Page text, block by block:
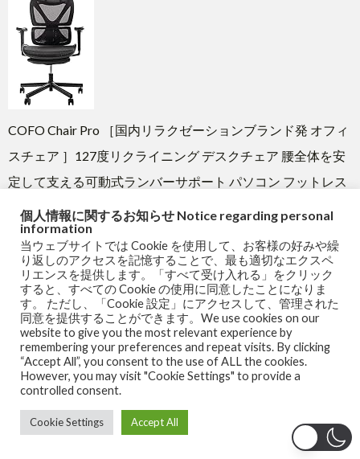
COFO Chair Pro ［国内リラクゼーションブランド発 オフィ
スチェア ］127度リクライニング デスクチェア 腰全体を安
定して支える可動式ランバーサポート パソコン フットレス
ト付き ワーク ゲーム
myRoupeiro - サッカーの
試合記録と分析
個人情報に関するお知らせ Notice regarding personal
information
当ウェブサイトでは Cookie を使用して、お客様の好みや繰
り返しのアクセスを記憶することで、最も適切なエクスペ
リエンスを提供します。「すべて受け入れる」をクリック
すると、すべての Cookie の使用に同意したことになりま
す。 ただし、「Cookie 設定」にアクセスして、管理された
同意を提供することができます。We use cookies on our
website to give you the most relevant experience by
remembering your preferences and repeat visits. By clicking
“Accept All”, you consent to the use of ALL the cookies.
However, you may visit "Cookie Settings" to provide a
controlled consent.
Cookie Settings Accept All